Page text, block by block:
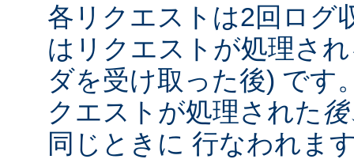
各リクエストは2回ログ
はリクエストが処理さ
ダを受け取った後) です
クエストが処理された後
同じときに 行なわれま